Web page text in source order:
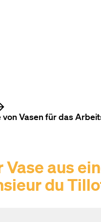
Vasen für das
aus
du